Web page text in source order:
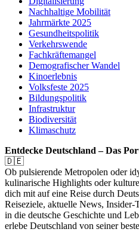
Nachhaltige Mobilität
Jahrmärkte 2025
Gesundheitspolitik
Verkehrswende
Fachkräftemangel
Demografischer Wandel
Kinoerlebnis
Volksfeste 2025
Bildungspolitik
Infrastruktur
Biodiversität
Klimaschutz
Entdecke Deutschland – Das
🇩🇪
Ob pulsierende Metropolen oder
kulinarische Highlights oder
dich mit auf eine Reise durch
Reiseziele, aktuelle News,
in die deutsche Geschichte und
erlebe Deutschland von seiner